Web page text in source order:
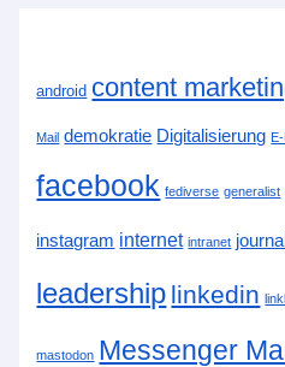
android content
Mail demokratie Digitalisierung
facebook fediverse generalist
instagram internet intranet
leadership linkedin
mastodon Messenger